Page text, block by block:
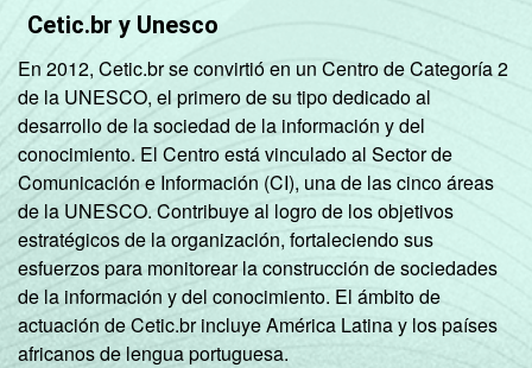
Cetic.br y Unesco
En 2012, Cetic.br se convirtió en un Centro de Categoría 2
de la UNESCO, el primero de su tipo dedicado al
desarrollo de la sociedad de la información y del
conocimiento. El Centro está vinculado al Sector de
Comunicación e Información (CI), una de las cinco áreas
de la UNESCO. Contribuye al logro de los objetivos
estratégicos de la organización, fortaleciendo sus
esfuerzos para monitorear la construcción de sociedades
de la información y del conocimiento. El ámbito de
actuación de Cetic.br incluye América Latina y los países
africanos de lengua portuguesa.